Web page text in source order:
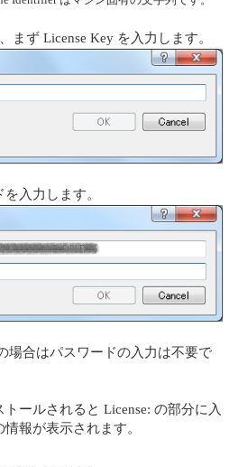
まず License Key を入力します。
入力します。
場合はパスワードの入力は不要で
ールされると License: の部分に入
報が表示されます。